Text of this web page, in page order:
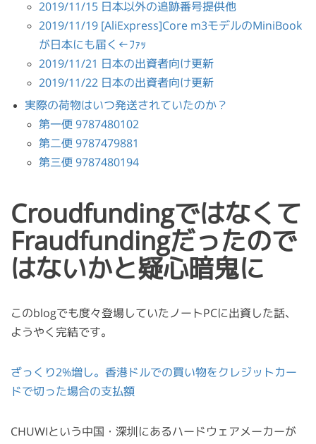
2019/11/15 日本以外の追跡番号提供他
2019/11/19 [AliExpress]Core m3モデルのMiniBook
が日本にも届く←ﾌｧｯ
2019/11/21 日本の出資者向け更新
2019/11/22 日本の出資者向け更新
実際の荷物はいつ発送されていたのか？
第一便 9787480102
第二便 9787479881
第三便 9787480194
Croudfundingではなくて
Fraudfundingだったので
はないかと疑心暗鬼に
このblogでも度々登場していたノートPCに出資した話、
ようやく完結です。
ざっくり2%増し。香港ドルでの買い物をクレジットカー
ドで切った場合の支払額
CHUWIという中国・深圳にあるハードウェアメーカーが